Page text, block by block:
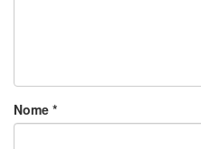
Nome *